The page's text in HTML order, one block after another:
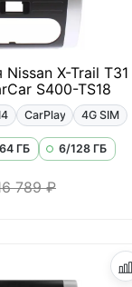
X-Trail T31
S400-TS18
CarPlay 4G SIM
ГБ 6/128 ГБ
789 ₽